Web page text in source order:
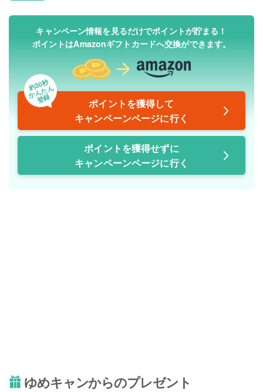
キャンペーン情報を見るだけでポイントが貯まる！
ポイントはAmazonギフトカードへ交換ができます。
約30秒
かんたん
登録
ポイントを獲得して
キャンペーンページに行く
ポイントを獲得せずに
キャンペーンページに行く
ゆめキャンからのプレゼント